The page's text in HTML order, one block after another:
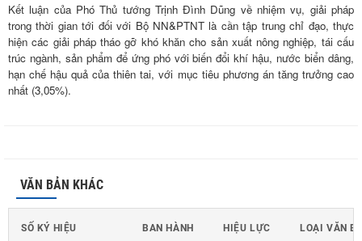
Kết luận của Phó Thủ tướng Trịnh Đình Dũng về nhiệm vụ, giải pháp
trong thời gian tới đối với Bộ NN&PTNT là cần tập trung chỉ đạo, thực
hiện các giải pháp tháo gỡ khó khăn cho sản xuất nông nghiệp, tái cấu
trúc ngành, sản phẩm để ứng phó với biến đổi khí hậu, nước biển dâng,
hạn chế hậu quả của thiên tai, với mục tiêu phương án tăng trưởng cao
nhất (3,05%).
VĂN BẢN KHÁC
SỐ KÝ HIỆU BAN HÀNH HIỆU LỰC LOẠI VĂN